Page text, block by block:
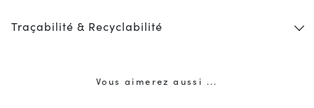
Traçabilité & Recyclabilité
Vous aimerez aussi ...